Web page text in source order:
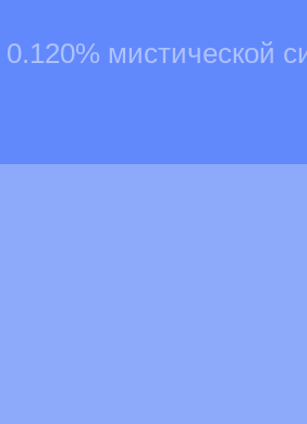
0.120% мистической